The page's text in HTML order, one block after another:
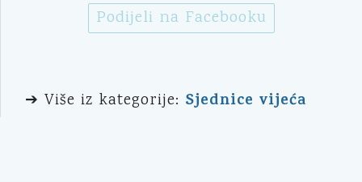
Podijeli na Facebooku
➔ Više iz kategorije: Sjednice vijeća